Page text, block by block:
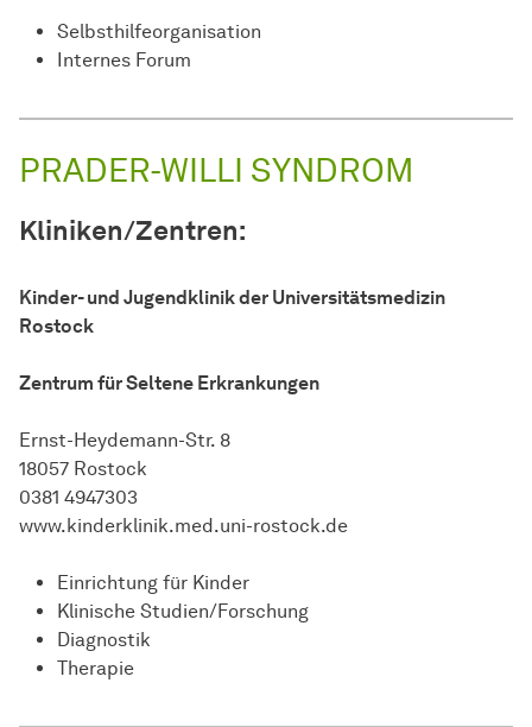
Selbsthilfeorganisation
Internes Forum
PRADER-WILLI SYNDROM
Kliniken/Zentren:
Kinder- und Jugendklinik der Universitätsmedizin
Rostock
Zentrum für Seltene Erkrankungen
Ernst-Heydemann-Str. 8
18057 Rostock
0381 4947303
www.kinderklinik.med.uni-rostock.de
Einrichtung für Kinder
Klinische Studien/Forschung
Diagnostik
Therapie